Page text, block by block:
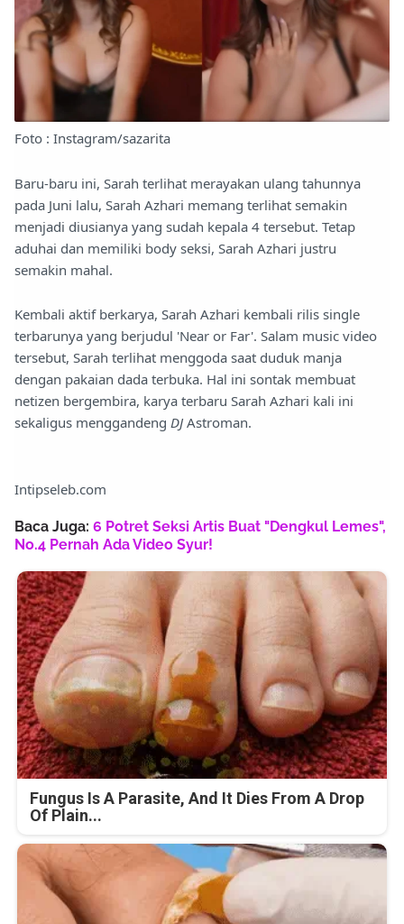
Foto : Instagram/sazarita
Baru-baru ini, Sarah terlihat merayakan ulang tahunnya
pada Juni lalu, Sarah Azhari memang terlihat semakin
menjadi diusianya yang sudah kepala 4 tersebut. Tetap
aduhai dan memiliki body seksi, Sarah Azhari justru
semakin mahal.
Kembali aktif berkarya, Sarah Azhari kembali rilis single
terbarunya yang berjudul 'Near or Far'. Salam music video
tersebut, Sarah terlihat menggoda saat duduk manja
dengan pakaian dada terbuka. Hal ini sontak membuat
netizen bergembira, karya terbaru Sarah Azhari kali ini
sekaligus menggandeng DJ Astroman.
Intipseleb.com
Baca Juga: 6 Potret Seksi Artis Buat "Dengkul Lemes",
No.4 Pernah Ada Video Syur!
Fungus Is A Parasite, And It Dies From A Drop
Of Plain...